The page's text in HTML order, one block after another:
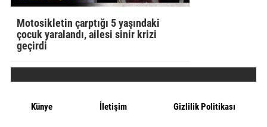
Motosikletin çarptığı 5 yaşındaki
çocuk yaralandı, ailesi sinir krizi
geçirdi
Künye İletişim Gizlilik Politikası